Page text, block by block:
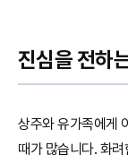
진심을 전하
상주와 유가족에게
때가 많습니다. 화